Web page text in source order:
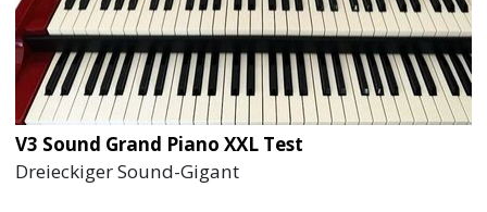
V3 Sound Grand Piano XXL Test
Dreieckiger Sound-Gigant